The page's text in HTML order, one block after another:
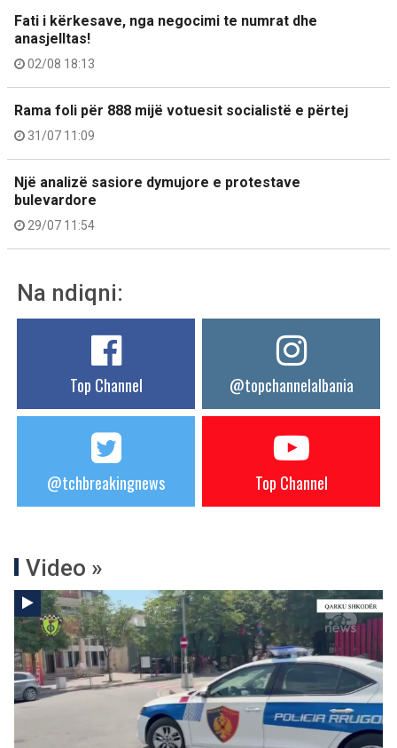
Fati i kërkesave, nga negocimi te numrat dhe
anasjelltas!
02/08 18:13
Rama foli për 888 mijë votuesit socialistë e përtej
31/07 11:09
Një analizë sasiore dymujore e protestave
bulevardore
29/07 11:54
Na ndiqni:
Top Channel @topchannelalbania
@tchbreakingnews Top Channel
Video »